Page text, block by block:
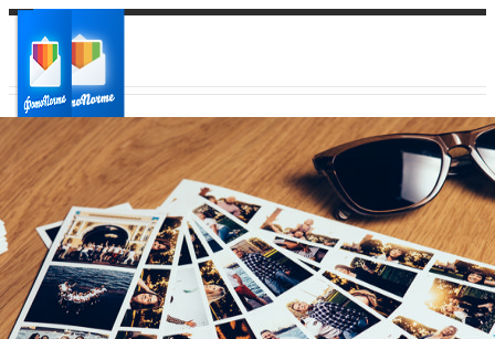
Ваш город:
Ваш регион доставки
Выберите из списка: